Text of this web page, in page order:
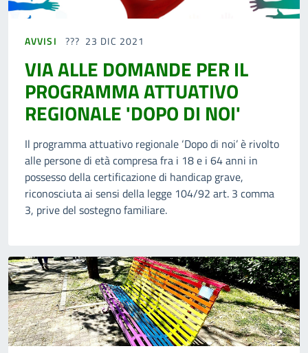
AVVISI 23 DIC 2021
VIA ALLE DOMANDE PER IL
PROGRAMMA ATTUATIVO
REGIONALE 'DOPO DI NOI'
Il programma attuativo regionale ‘Dopo di noi’ è rivolto
alle persone di età compresa fra i 18 e i 64 anni in
possesso della certificazione di handicap grave,
riconosciuta ai sensi della legge 104/92 art. 3 comma
3, prive del sostegno familiare.